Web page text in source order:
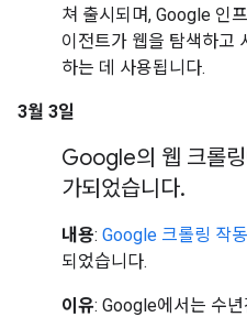
쳐 출시되며, Google 인
이전트가 웹을 탐색하고
하는 데 사용됩니다.
3월 3일
Google의 웹 크롤
가되었습니다.
내용: Google 크롤링 작
되었습니다.
이유: Google에서는 수